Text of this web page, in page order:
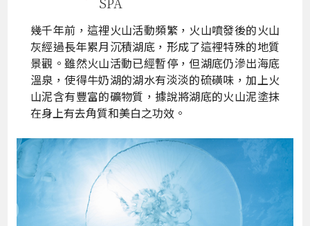
幾千年前，這裡火山活動頻繁，火山噴發後的火山
灰經過長年累月沉積湖底，形成了這裡特殊的地質
景觀。雖然火山活動已經暫停，但湖底仍滲出海底
溫泉，使得牛奶湖的湖水有淡淡的硫磺味，加上火
山泥含有豐富的礦物質，據說將湖底的火山泥塗抹
在身上有去角質和美白之功效。